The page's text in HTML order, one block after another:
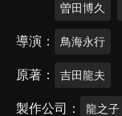
曽田博久
導演 鳥海永行
原著 吉田龍夫
製作公司 龍之子